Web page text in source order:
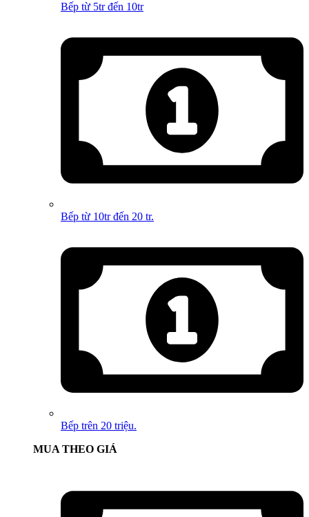
Bếp từ 5tr đến 10tr
Bếp từ 10tr đến 20 tr.
Bếp trên 20 triệu.
MUA THEO GIÁ